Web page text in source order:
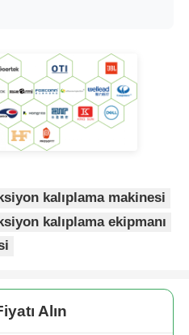
kalıplama makinesi
kalıplama ekipmanı
Alın